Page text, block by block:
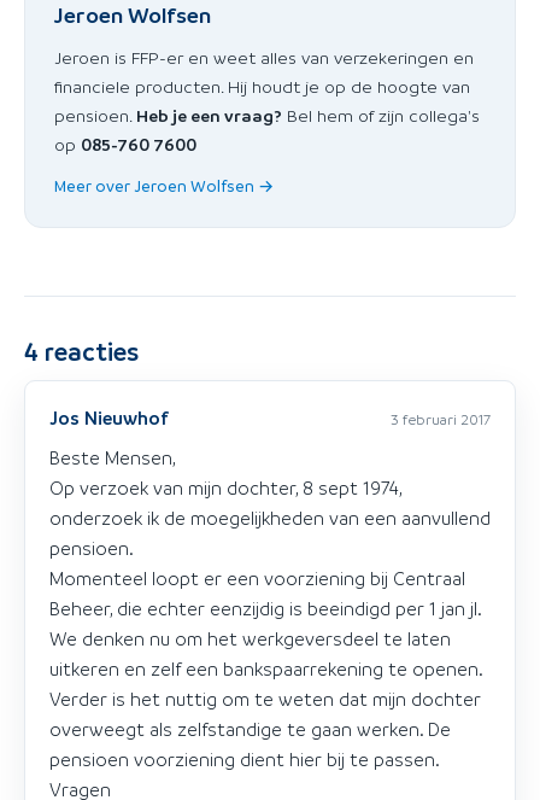
Jeroen Wolfsen
Jeroen is FFP-er en weet alles van verzekeringen en
financiele producten. Hij houdt je op de hoogte van
pensioen. Heb je een vraag? Bel hem of zijn collega's
op 085-760 7600
Meer over Jeroen Wolfsen →
4 reacties
Jos Nieuwhof 3 februari 2017
Beste Mensen,
Op verzoek van mijn dochter, 8 sept 1974,
onderzoek ik de moegelijkheden van een aanvullend
pensioen.
Momenteel loopt er een voorziening bij Centraal
Beheer, die echter eenzijdig is beeindigd per 1 jan jl.
We denken nu om het werkgeversdeel te laten
uitkeren en zelf een bankspaarrekening te openen.
Verder is het nuttig om te weten dat mijn dochter
overweegt als zelfstandige te gaan werken. De
pensioen voorziening dient hier bij te passen.
Vragen